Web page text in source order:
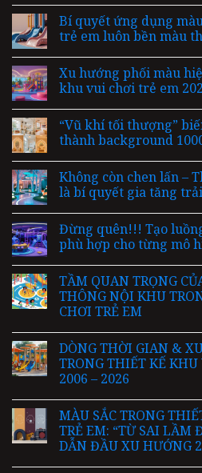
Bí quyết ứng dụng
trẻ em luôn bền màu
Xu hướng phối màu
khu vui chơi trẻ em
“Vũ khí tối thượng”
thành background
Không còn chen lấn –
là bí quyết gia tăng
Đừng quên!!! Tạo
phù hợp cho từng mô
TẦM QUAN TRỌNG
THÔNG NỘI KHU
CHƠI TRẺ EM
DÒNG THỜI GIAN &
TRONG THIẾT KẾ
2006 – 2026
MÀU SẮC TRONG
TRẺ EM: “TỪ SAI LẦM
DẪN ĐẦU XU HƯỚNG